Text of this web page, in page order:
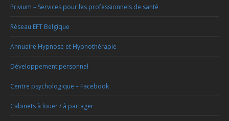
Privium – Services pour les professionnels de santé
Réseau EFT Belgique
Annuaire Hypnose et Hypnothérapie
Développement personnel
Centre psychologique – Facebook
Cabinets à louer / à partager